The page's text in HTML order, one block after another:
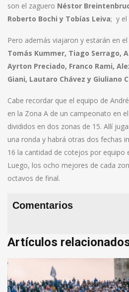
son el zaguero Néstor
Roberto Bochi y Tobías Leiva; y el
Pero además viajaron y estarán en
Tomás Kummer, Tiago Serrago,
Ayrton Preciado, Franco Rami,
Giani, Lautaro Chávez y Giuliano
Cabe recordar que el equipo de
en la Zona A de un campeonato en
divididos en dos zonas de 15. Allí
una ronda y habrá otras dos fechas
16 la cantidad de cotejos por equipo
Luego, los ocho mejores de cada
octavos de final.
Comentarios
Artículos